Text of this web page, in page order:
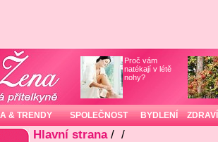
Proč vám
natékají v létě
nohy?
& TRENDY SPOLEČNOST BYDLENÍ ZDRAVÍ
Hlavní strana/ /